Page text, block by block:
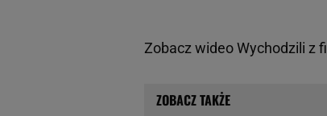
Zobacz wideoWychodzili z